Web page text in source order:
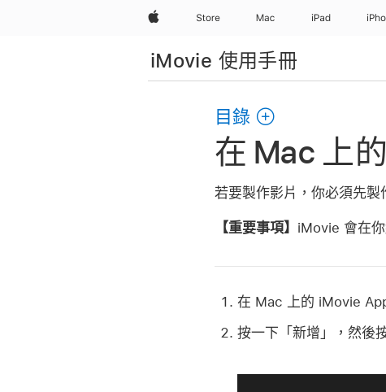
Apple Store Mac iPad
iMovie 使用手冊
目錄
在 Mac 上
若要製作影片，你必須先製
【重要事項】 iMovie 會在
在 Mac 上的 iMovie
按一下「新增」，然後